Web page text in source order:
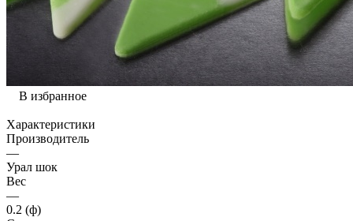
В избранное
Характеристики
Производитель
—
Урал шок
Вес
—
0.2 (ф)